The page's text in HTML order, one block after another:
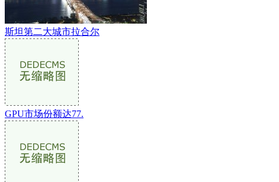
斯坦第二大城市拉合尔
GPU市场份额达77.